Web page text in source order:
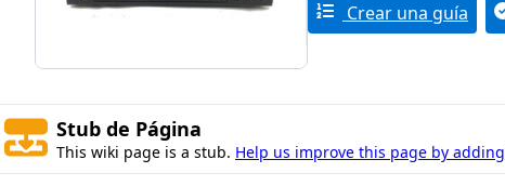
Crear una guía
Stub de Página
This wiki page is a stub. Help us improve this page by